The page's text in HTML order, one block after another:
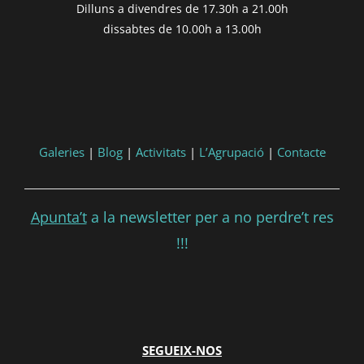
formatDate(post.end, 'YYYY-MM-DD',
'DD/MM/YYYY') }}
Dilluns a divendres de 17.30h a 21.00h
dissabtes de 10.00h a 13.00h
Galeries| Blog| Activitats| L’Agrupació| Contacte
Apunta’ta la newsletter per a no perdre’t res
!!!
SEGUEIX-NOS